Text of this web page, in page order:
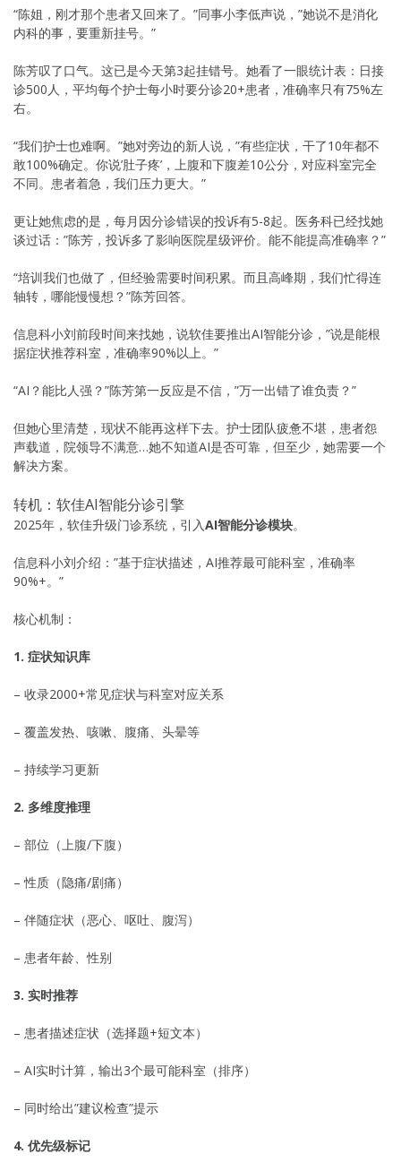
“陈姐，刚才那个患者又回来了。”同事小李低声说，”她说不是消化
内科的事，要重新挂号。”
陈芳叹了口气。这已是今天第3起挂错号。她看了一眼统计表：日接
诊500人，平均每个护士每小时要分诊20+患者，准确率只有75%左
右。
“我们护士也难啊。”她对旁边的新人说，”有些症状，干了10年都不
敢100%确定。你说’肚子疼’，上腹和下腹差10公分，对应科室完全
不同。患者着急，我们压力更大。”
更让她焦虑的是，每月因分诊错误的投诉有5-8起。医务科已经找她
谈过话：”陈芳，投诉多了影响医院星级评价。能不能提高准确率？”
“培训我们也做了，但经验需要时间积累。而且高峰期，我们忙得连
轴转，哪能慢慢想？”陈芳回答。
信息科小刘前段时间来找她，说软佳要推出AI智能分诊，”说是能根
据症状推荐科室，准确率90%以上。”
“AI？能比人强？”陈芳第一反应是不信，”万一出错了谁负责？”
但她心里清楚，现状不能再这样下去。护士团队疲惫不堪，患者怨
声载道，院领导不满意…她不知道AI是否可靠，但至少，她需要一个
解决方案。
转机：软佳AI智能分诊引擎
2025年，软佳升级门诊系统，引入AI智能分诊模块。
信息科小刘介绍：”基于症状描述，AI推荐最可能科室，准确率
90%+。”
核心机制：
1. 症状知识库
– 收录2000+常见症状与科室对应关系
– 覆盖发热、咳嗽、腹痛、头晕等
– 持续学习更新
2. 多维度推理
– 部位（上腹/下腹）
– 性质（隐痛/剧痛）
– 伴随症状（恶心、呕吐、腹泻）
– 患者年龄、性别
3. 实时推荐
– 患者描述症状（选择题+短文本）
– AI实时计算，输出3个最可能科室（排序）
– 同时给出”建议检查”提示
4. 优先级标记